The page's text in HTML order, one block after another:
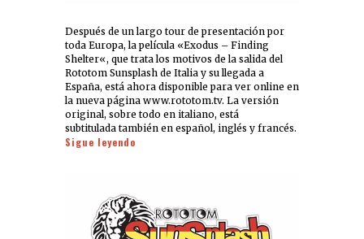
Después de un largo tour de presentación por
toda Europa, la película «Exodus – Finding
Shelter«, que trata los motivos de la salida del
Rototom Sunsplash de Italia y su llegada a
España, está ahora disponible para ver online en
la nueva página www.rototom.tv. La versión
original, sobre todo en italiano, está
subtitulada también en español, inglés y francés.
Sigue leyendo